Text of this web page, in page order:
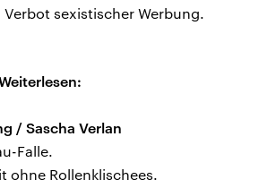
Verbot sexistischer Werbung.
/ Sascha Verlan
Falle.
ohne Rollenklischees.